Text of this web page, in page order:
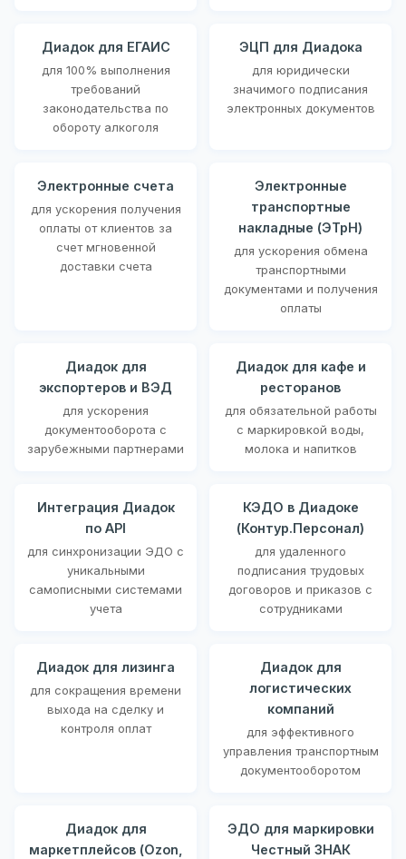
Диадок для ЕГАИС
для 100% выполнения
требований
законодательства по
обороту алкоголя
ЭЦП для Диадока
для юридически
значимого подписания
электронных документов
Электронные счета
для ускорения получения
оплаты от клиентов за
счет мгновенной
доставки счета
Электронные
транспортные
накладные (ЭТрН)
для ускорения обмена
транспортными
документами и получения
оплаты
Диадок для
экспортеров и ВЭД
для ускорения
документооборота с
зарубежными партнерами
Диадок для кафе и
ресторанов
для обязательной работы
с маркировкой воды,
молока и напитков
Интеграция Диадок
по API
для синхронизации ЭДО с
уникальными
самописными системами
учета
КЭДО в Диадоке
(Контур.Персонал)
для удаленного
подписания трудовых
договоров и приказов с
сотрудниками
Диадок для лизинга
для сокращения времени
выхода на сделку и
контроля оплат
Диадок для
логистических
компаний
для эффективного
управления транспортным
документооборотом
Диадок для
маркетплейсов (Ozon,
ЭДО для маркировки
Честный ЗНАК